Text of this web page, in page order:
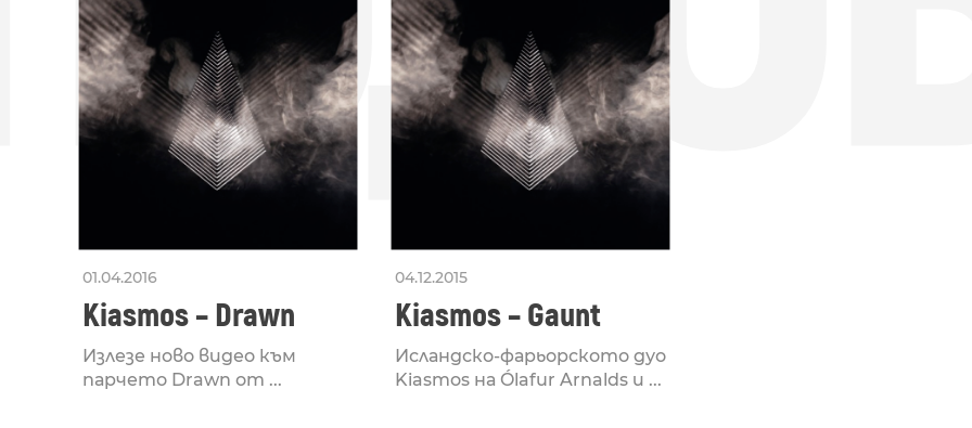
01.04.2016
Kiasmos – Drawn
Излезе ново видео към
парчето Drawn от ...
04.12.2015
Kiasmos – Gaunt
Исландско-фарьорското дуо
Kiasmos на Ólafur Arnalds и ...